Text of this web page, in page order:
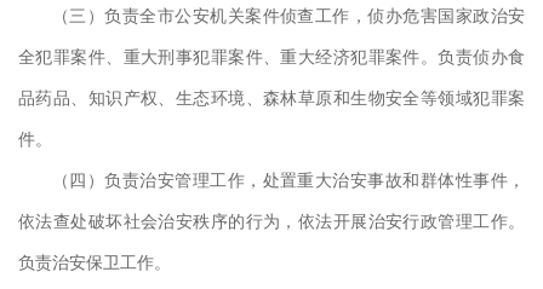
（三）负责全市公安机关案件侦查工作，侦办危害国家政治安
全犯罪案件、重大刑事犯罪案件、重大经济犯罪案件。负责侦办食
品药品、知识产权、生态环境、森林草原和生物安全等领域犯罪案
件。
（四）负责治安管理工作，处置重大治安事故和群体性事件，
依法查处破坏社会治安秩序的行为，依法开展治安行政管理工作。
负责治安保卫工作。